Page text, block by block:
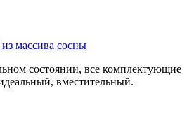
массива сосны
состоянии, все комплектующие
вместительный.